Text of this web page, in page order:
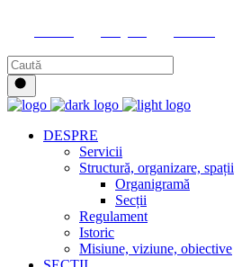
DESPRE
Servicii
Structură, organizare, spații
Organigramă
Secții
Regulament
Istoric
Misiune, viziune, obiective